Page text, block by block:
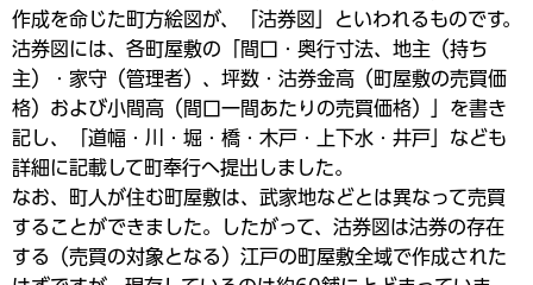
作成を命じた町方絵図が、「沽券図」といわれるものです。
沽券図には、各町屋敷の「間口・奥行寸法、地主（持ち
主）・家守（管理者）、坪数・沽券金高（町屋敷の売買価
格）および小間高（間口一間あたりの売買価格）」を書き
記し、「道幅・川・堀・橋・木戸・上下水・井戸」なども
詳細に記載して町奉行へ提出しました。
なお、町人が住む町屋敷は、武家地などとは異なって売買
することができました。したがって、沽券図は沽券の存在
する（売買の対象となる）江戸の町屋敷全域で作成された